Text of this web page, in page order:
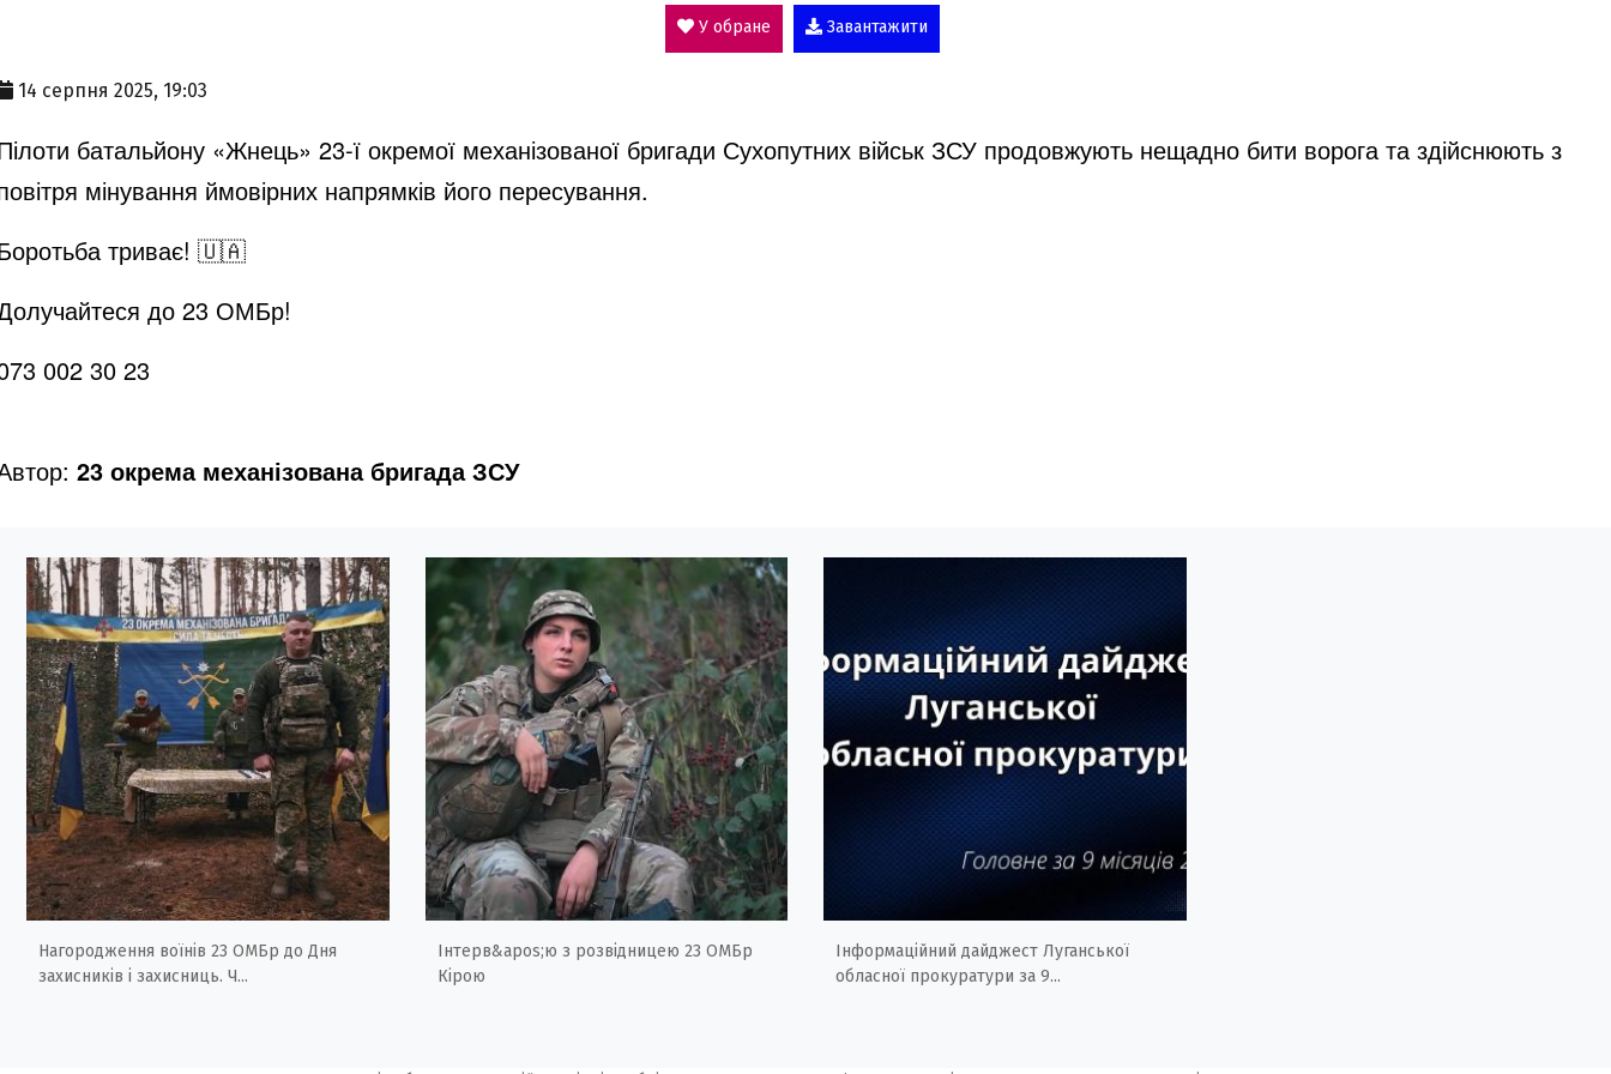
V
У обране Завантажити
14 серпня 2025, 19:03
батальйону «Жнець» 23-ї окремої механізованої бригади Сухопутних військ ЗСУ продовжують нещадно бити ворога та здійснюють з
мінування ймовірних напрямків його пересування.
триває! 🇺🇦
до 23 ОМБр!
002 30 23
23 окрема механізована бригада ЗСУ
Нагородження воїнів 23 ОМБр до Дня
захисників і захисниць. Ч...
Інтерв&apos;ю з розвідницею 23 ОМБр
Кірою
Інформаційний дайджест Луганської
обласної прокуратури за 9...